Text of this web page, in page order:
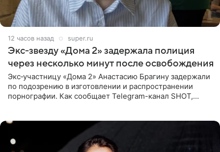
12 часов назад super.ru
Экс‑звезду «Дома 2» задержала полиция
через несколько минут после освобождения
Экс‑участницу «Дома 2» Анастасию Брагину задержали
по подозрению в изготовлении и распространении
порнографии. Как сообщает Telegram-канал SHOT,